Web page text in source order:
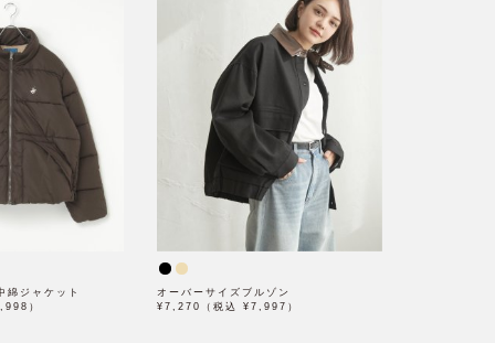
綿ジャケット
）
オーバーサイズブルゾン
¥7,270（税込 ¥7,997）